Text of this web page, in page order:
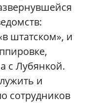
штатском», и
с Лубянкой.
и
сотрудников